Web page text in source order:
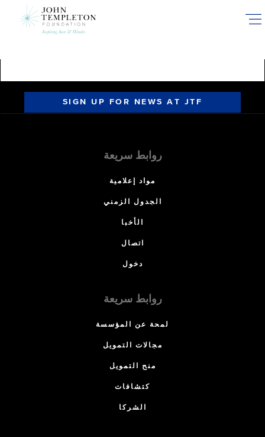
SIGN UP FOR NEWS AT JTF
روابط سريعة
مواد إعلامية
الجدول الزمني
الأخبا
اتصال
دخول
روابط سريعة
لمحة عن المؤسسة
مجالات التمويل
منح التمويل
كتشافات
الشركا